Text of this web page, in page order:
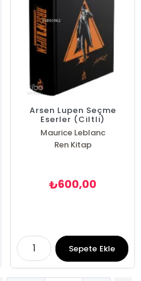
Arsen Lupen Seçme
Eserler (Ciltli)
Maurice Leblanc
Ren Kitap
₺600,00
Sepete Ekle